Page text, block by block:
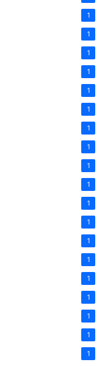
1
1
1
1
1
1
1
1
1
1
1
1
1
1
1
1
1
1
1